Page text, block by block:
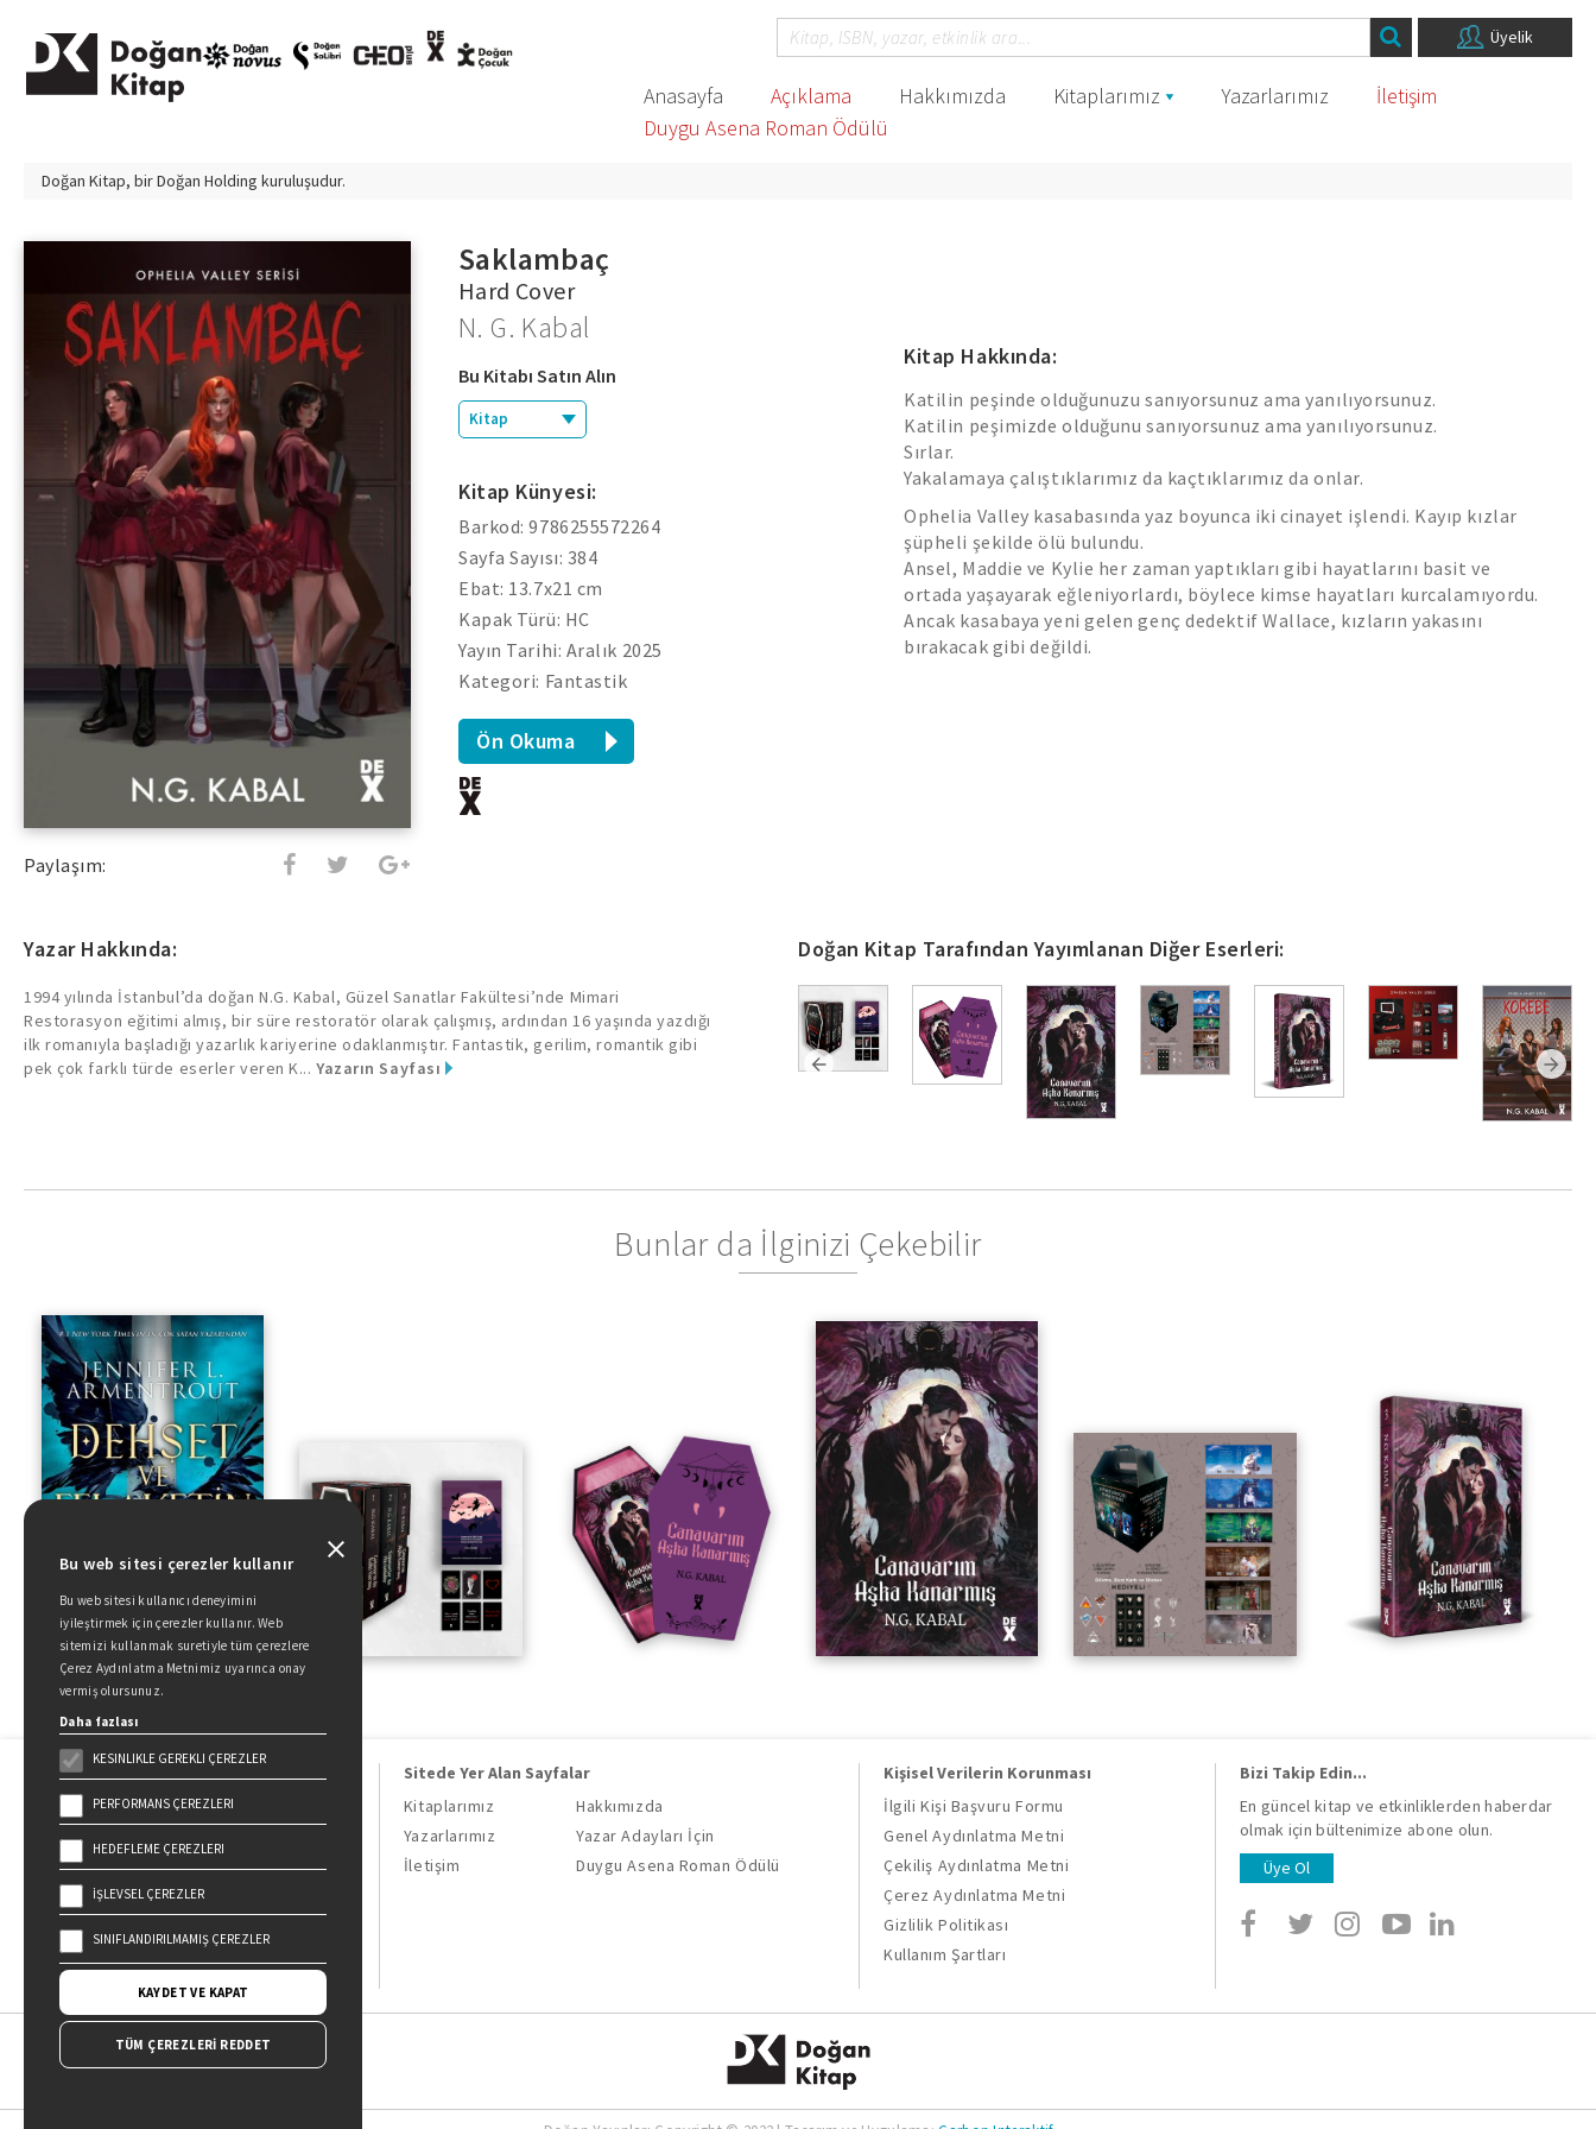
Üyelik
Anasayfa Açıklama Hakkımızda Kitaplarımız Yazarlarımız
İletişim
Duygu Asena Roman Ödülü
Doğan Kitap, birDoğan Holding kuruluşudur.
Paylaşım:
Saklambaç
Hard Cover
N. G. Kabal
Bu Kitabı Satın Alın
Kitap
Kitap Künyesi:
Barkod: 9786255572264
Sayfa Sayısı: 384
Ebat: 13.7x21 cm
Kapak Türü: HC
Yayın Tarihi: Aralık 2025
Kategori: Fantastik
Ön Okuma
Kitap Hakkında:
Katilin peşinde olduğunuzu sanıyorsunuz ama yanılıyorsunuz.
Katilin peşimizde olduğunu sanıyorsunuz ama yanılıyorsunuz.
Sırlar.
Yakalamaya çalıştıklarımız da kaçtıklarımız da onlar.
Ophelia Valley kasabasında yaz boyunca iki cinayet işlendi. Kayıp kızlar
şüpheli şekilde ölü bulundu.
Ansel, Maddie ve Kylie her zaman yaptıkları gibi hayatlarını basit ve
ortada yaşayarak eğleniyorlardı, böylece kimse hayatları kurcalamıyordu.
Ancak kasabaya yeni gelen genç dedektif Wallace, kızların yakasını
bırakacak gibi değildi.
Yazar Hakkında:
1994 yılında İstanbul’da doğan N.G. Kabal, Güzel Sanatlar Fakültesi’nde Mimari
Restorasyon eğitimi almış, bir süre restoratör olarak çalışmış, ardından 16 yaşında yazdığı
ilk romanıyla başladığı yazarlık kariyerine odaklanmıştır. Fantastik, gerilim, romantik gibi
pek çok farklı türde eserler veren K...Yazarın Sayfası
Doğan Kitap Tarafından Yayımlanan Diğer Eserleri:
Bunlar da İlginizi Çekebilir
Canavarım Aşka Kanarmış Canavarım Aşka Kanarmış
Doğan Kitap, bir Doğan Holding
kuruluşudur.
19 Mayıs Cad. Golden Plaza No:1 Kat:10
34360 / Şişli / İstanbul
Sitede Yer Alan Sayfalar
Kitaplarımız
Hakkımızda
Yazarlarımız
Yazar Adayları İçin
İletişim
Duygu Asena Roman Ödülü
Kişisel Verilerin Korunması
İlgili Kişi Başvuru Formu
Genel Aydınlatma Metni
Çekiliş Aydınlatma Metni
Çerez Aydınlatma Metni
Gizlilik Politikası
Kullanım Şartları
Bizi Takip Edin...
En güncel kitap ve etkinliklerden haberdar
olmak için bültenimize abone olun.
Üye Ol
Bu web sitesi çerezler kullanır
Bu web sitesi kullanıcı deneyimini
iyileştirmek için çerezler kullanır. Web
sitemizi kullanmak suretiyle tüm çerezlere
Çerez Aydınlatma Metnimiz uyarınca onay
vermiş olursunuz.
Daha fazlası
KESINLIKLE GEREKLI ÇEREZLER
PERFORMANS ÇEREZLERI
HEDEFLEME ÇEREZLERI
İŞLEVSEL ÇEREZLER
SINIFLANDIRILMAMIŞ ÇEREZLER
KAYDET VE KAPAT
TÜM ÇEREZLERİ REDDET